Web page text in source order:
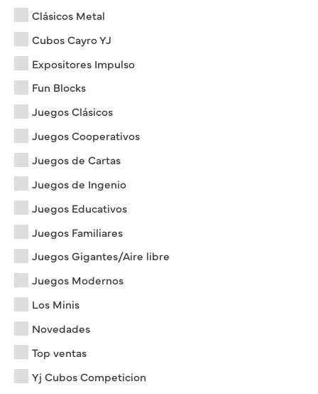
Clásicos Metal
Cubos Cayro YJ
Expositores Impulso
Fun Blocks
Juegos Clásicos
Juegos Cooperativos
Juegos de Cartas
Juegos de Ingenio
Juegos Educativos
Juegos Familiares
Juegos Gigantes/Aire libre
Juegos Modernos
Los Minis
Novedades
Top ventas
Yj Cubos Competicion